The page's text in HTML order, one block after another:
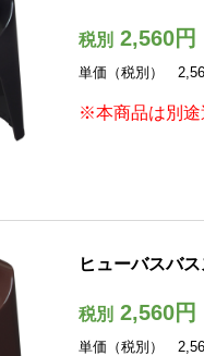
税別2,560円
単価（税別）
※本商品は別途
ヒューバスバ
税別2,560円
単価（税別）